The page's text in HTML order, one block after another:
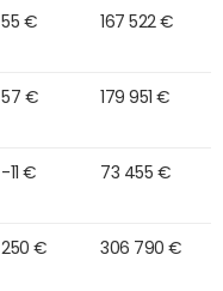
55 € 167 522 €
57 € 179 951 €
-11 € 73 455 €
250 € 306 790 €